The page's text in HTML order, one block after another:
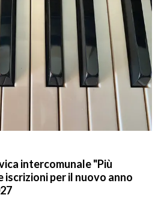
intercomunale "Più
iscrizioni per il nuovo anno